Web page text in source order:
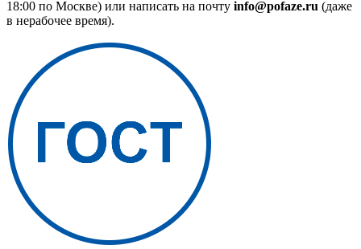
18:00 по Москве) или написать на почту info@pofaze.ru (даже
в нерабочее время).